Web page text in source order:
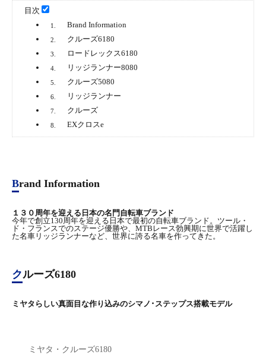
目次
1. Brand Information
2. クルーズ6180
3. ロードレックス6180
4. リッジランナー8080
5. クルーズ5080
6. リッジランナー
7. クルーズ
8. EXクロスe
Brand Information
１３０周年を迎える日本の名門自転車ブランド
今年で創立130周年を迎える日本で最初の自転車ブランド。ツール・
ド・フランスでのステージ優勝や、MTBレース勃興期に世界で活躍し
た名車リッジランナーなど、世界に誇る名車を作ってきた。
クルーズ6180
ミヤタらしい真面目な作り込みのシマノ･ステップス搭載モデル
ミヤタ・クルーズ6180